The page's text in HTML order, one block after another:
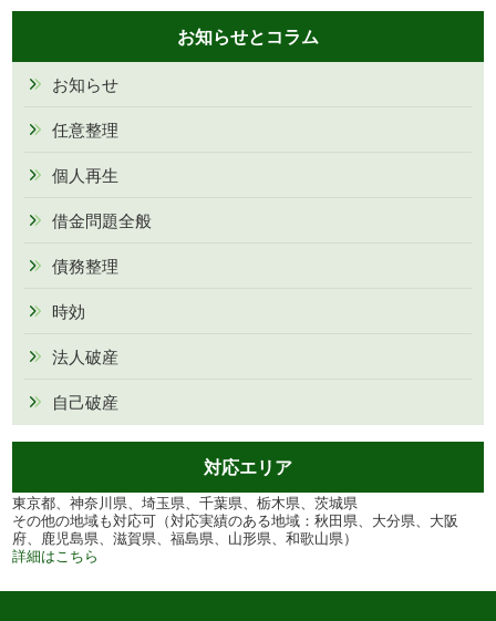
お知らせとコラム
お知らせ
任意整理
個人再生
借金問題全般
債務整理
時効
法人破産
自己破産
対応エリア
東京都、神奈川県、埼玉県、千葉県、栃木県、茨城県
その他の地域も対応可（対応実績のある地域：秋田県、大分県、大阪
府、鹿児島県、滋賀県、福島県、山形県、和歌山県）
詳細はこちら